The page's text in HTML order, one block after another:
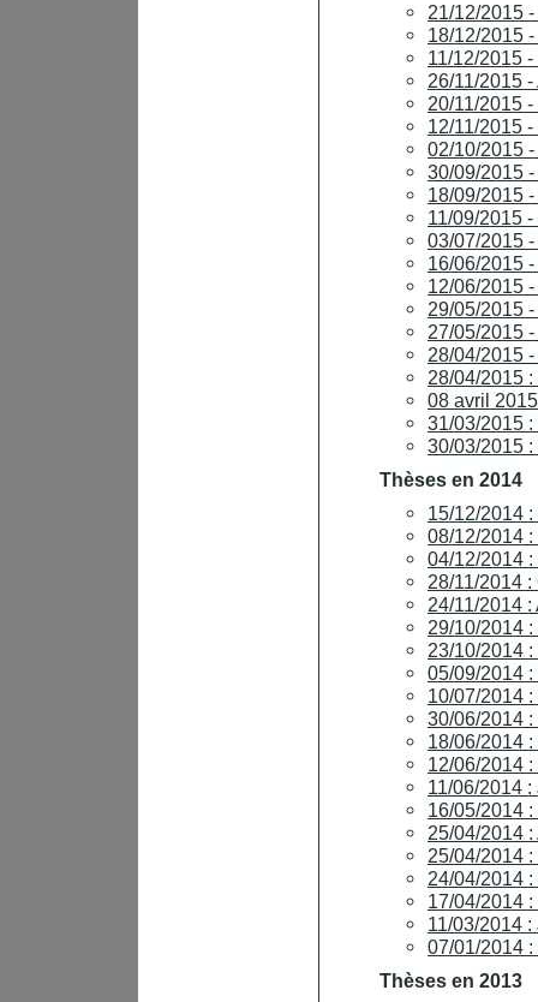
21/12/2015
18/12/2015
11/12/2015
26/11/2015
20/11/2015
12/11/2015
02/10/2015
30/09/2015
18/09/2015
11/09/2015
03/07/2015
16/06/2015
12/06/2015
29/05/2015
27/05/2015
28/04/2015
28/04/2015
08 avril
31/03/2015
30/03/2015
Thèses en 2014
15/12/2014
08/12/2014
04/12/2014
28/11/2014
24/11/2014
29/10/2014
23/10/2014
05/09/2014
10/07/2014
30/06/2014
18/06/2014
12/06/2014
11/06/2014
16/05/2014
25/04/2014
25/04/2014
24/04/2014
17/04/2014
11/03/2014
07/01/2014
Thèses en 2013